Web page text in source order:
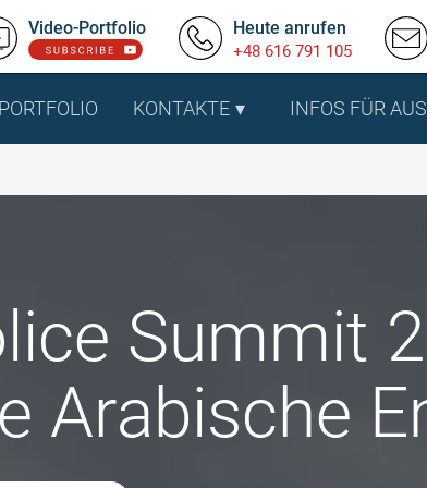
Video-Portfolio Heute anrufen
+48 616 791 105
PORTFOLIO KONTAKTE INFOS FÜR
Summit
Arabische